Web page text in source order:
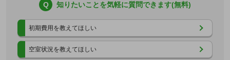
Q 知りたいことを気軽に質問できます(無料)
初期費用を教えてほしい
空室状況を教えてほしい